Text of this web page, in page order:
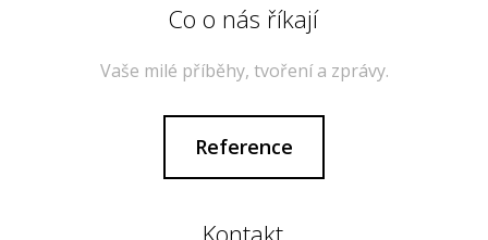
Co o nás říkají
Vaše milé příběhy, tvoření a zprávy.
Reference
Kontakt